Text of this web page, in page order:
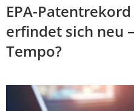
EPA-
erfindet sich neu
Tempo?